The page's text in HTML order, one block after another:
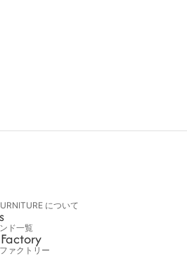
について
ド一覧
ァクトリー